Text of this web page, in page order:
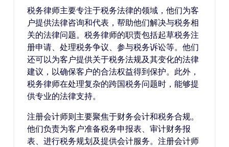
税务律师主要专注于税务法律的领域，他们为客
户提供法律咨询和代表，帮助他们解决与税务相
关的法律问题。税务律师的职责包括起草税务注
册申请、处理税务争议、参与税务诉讼等。他们
还可以为客户提供关于税务法规及其变化的法律
建议，以确保客户的合法权益得到保护。此外，
税务律师在处理复杂的跨国税务问题时，能够提
供专业的法律支持。
注册会计师则主要聚焦于财务会计和税务合规。
他们负责为客户准备税务申报表、审计财务报
表、进行税务规划及提供会计服务。注册会计师